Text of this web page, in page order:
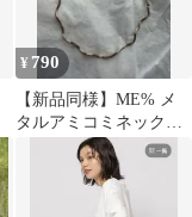
¥ 790
【新品同様】ME% メ
タルアミコミネックレ